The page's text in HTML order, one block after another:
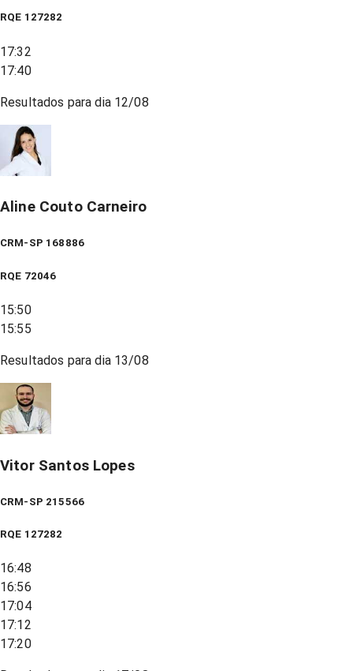
RQE 127282
17:32
17:40
Resultados para dia 12/08
Aline Couto Carneiro
CRM-SP 168886
RQE 72046
15:50
15:55
Resultados para dia 13/08
Vitor Santos Lopes
CRM-SP 215566
RQE 127282
16:48
16:56
17:04
17:12
17:20